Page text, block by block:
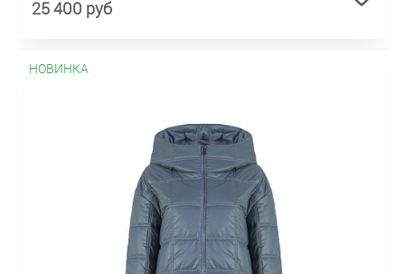
25 400 руб
НОВИНКА